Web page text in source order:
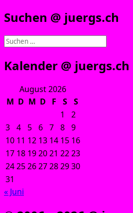
Suchen @ juergs.ch
Suchen
Kalender @ juergs.ch
August 2026
M D M D F S
S
1
2
3 4 5 6 7 8 9
10 11 12 13 14 15 16
17 18 192021 2223
24252627282930
31
« Juni